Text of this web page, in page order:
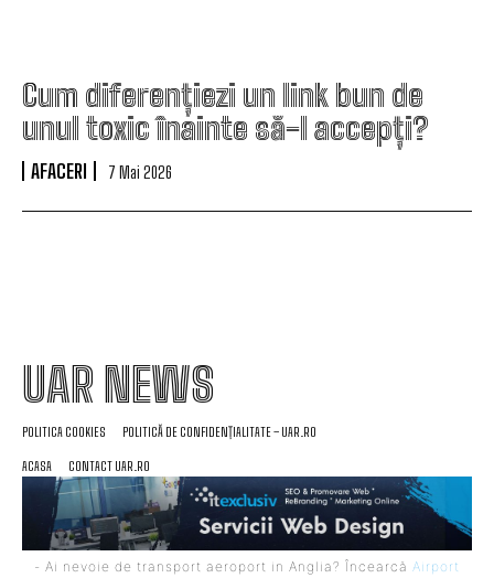
Cum diferențiezi un link bun de
unul toxic înainte să-l accepți?
AFACERI 7 Mai 2026
UAR NEWS
POLITICA COOKIES POLITICĂ DE CONFIDENȚIALITATE – UAR.RO
ACASA CONTACT UAR.RO
- Ai nevoie de transport aeroport in Anglia? Încearcă Airport